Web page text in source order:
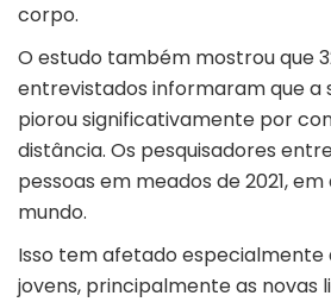
corpo.
O estudo também mostrou que
entrevistados informaram que a
piorou significativamente por
distância. Os pesquisadores
pessoas em meados de 2021,
mundo.
Isso tem afetado especialmente
jovens, principalmente as novas